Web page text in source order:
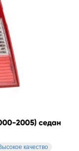
качество